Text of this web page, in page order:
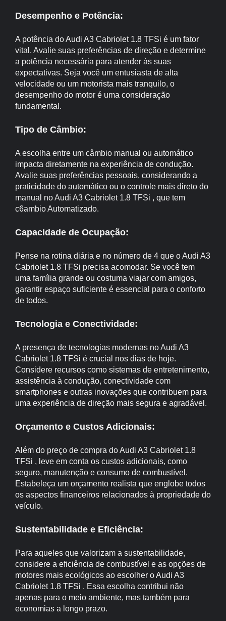
Desempenho e Potência:
A potência do Audi A3 Cabriolet 1.8 TFSi é um fator
vital. Avalie suas preferências de direção e determine
a potência necessária para atender às suas
expectativas. Seja você um entusiasta de alta
velocidade ou um motorista mais tranquilo, o
desempenho do motor é uma consideração
fundamental.
Tipo de Câmbio:
A escolha entre um câmbio manual ou automático
impacta diretamente na experiência de condução.
Avalie suas preferências pessoais, considerando a
praticidade do automático ou o controle mais direto do
manual no Audi A3 Cabriolet 1.8 TFSi , que tem
c6ambio Automatizado.
Capacidade de Ocupação:
Pense na rotina diária e no número de 4 que o Audi A3
Cabriolet 1.8 TFSi precisa acomodar. Se você tem
uma família grande ou costuma viajar com amigos,
garantir espaço suficiente é essencial para o conforto
de todos.
Tecnologia e Conectividade:
A presença de tecnologias modernas no Audi A3
Cabriolet 1.8 TFSi é crucial nos dias de hoje.
Considere recursos como sistemas de entretenimento,
assistência à condução, conectividade com
smartphones e outras inovações que contribuem para
uma experiência de direção mais segura e agradável.
Orçamento e Custos Adicionais:
Além do preço de compra do Audi A3 Cabriolet 1.8
TFSi , leve em conta os custos adicionais, como
seguro, manutenção e consumo de combustível.
Estabeleça um orçamento realista que englobe todos
os aspectos financeiros relacionados à propriedade do
veículo.
Sustentabilidade e Eficiência:
Para aqueles que valorizam a sustentabilidade,
considere a eficiência de combustível e as opções de
motores mais ecológicos ao escolher o Audi A3
Cabriolet 1.8 TFSi . Essa escolha contribui não
apenas para o meio ambiente, mas também para
economias a longo prazo.